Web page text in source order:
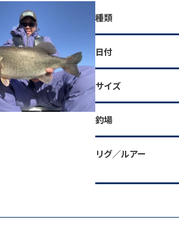
種類
日付
サイズ
釣場
リグ／ルアー